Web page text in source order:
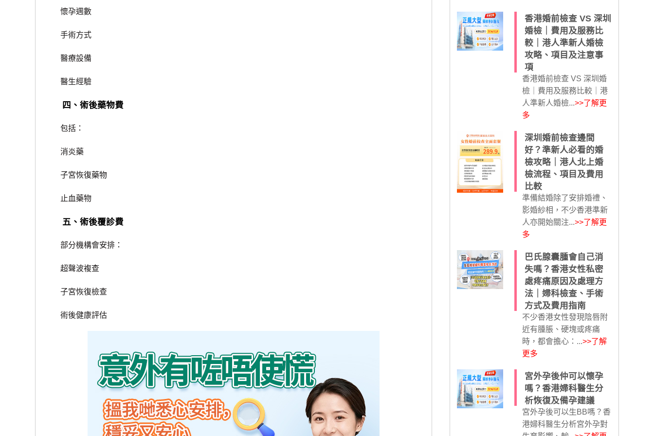
懷孕週數
手術方式
醫療設備
醫生經驗
四、術後藥物費
包括：
消炎藥
子宮恢復藥物
止血藥物
五、術後覆診費
部分機構會安排：
超聲波複查
子宮恢復檢查
術後健康評估
香港婚前檢查 VS 深圳
婚檢｜費用及服務比
較｜港人準新人婚檢
攻略、項目及注意事
項
香港婚前檢查 VS 深圳婚
檢｜費用及服務比較｜港
人準新人婚檢...>>了解更
多
深圳婚前檢查邊間
好？準新人必看的婚
檢攻略｜港人北上婚
檢流程、項目及費用
比較
準備結婚除了安排婚禮、
影婚紗相，不少香港準新
人亦開始關注...>>了解更
多
巴氏腺囊腫會自己消
失嗎？香港女性私密
處疼痛原因及處理方
法｜婦科檢查、手術
方式及費用指南
不少香港女性發現陰唇附
近有腫脹、硬塊或疼痛
時，都會擔心：...>>了解
更多
宮外孕後仲可以懷孕
嗎？香港婦科醫生分
析恢復及備孕建議
宮外孕後可以生BB嗎？香
港婦科醫生分析宮外孕對